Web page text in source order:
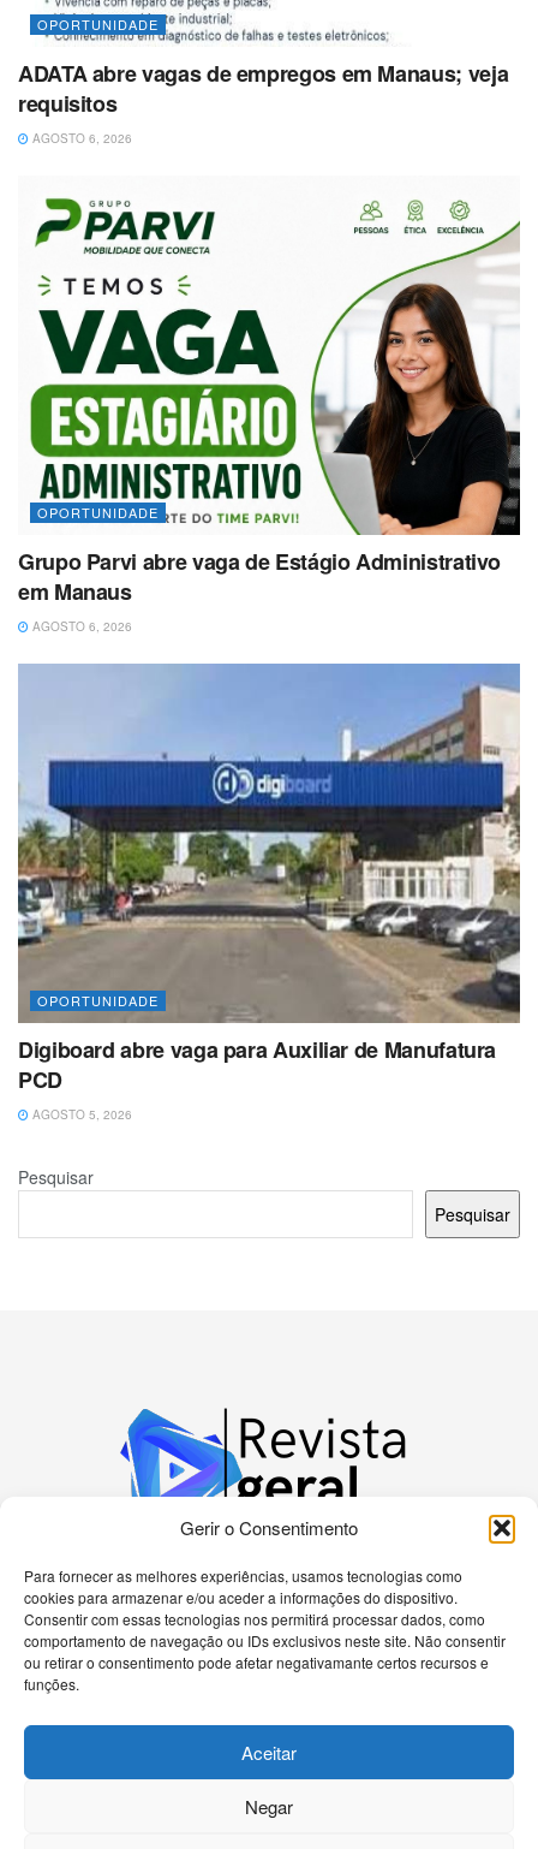
Gerir o Consentimento
Para fornecer as melhores experiências, usamos tecnologias como
cookies para armazenar e/ou aceder a informações do dispositivo.
Consentir com essas tecnologias nos permitirá processar dados, como
comportamento de navegação ou IDs exclusivos neste site. Não consentir
ou retirar o consentimento pode afetar negativamante certos recursos e
funções.
Aceitar
Negar
OPORTUNIDADE
ADATA abre vagas de empregos em Manaus; veja
requisitos
AGOSTO 6, 2026
OPORTUNIDADE
Grupo Parvi abre vaga de Estágio Administrativo
em Manaus
AGOSTO 6, 2026
OPORTUNIDADE
Digiboard abre vaga para Auxiliar de Manufatura
PCD
AGOSTO 5, 2026
Pesquisar
Pesquisar
Bem-vindo à nossa plataforma dedicada a
apaixonados por tecnologia! Aqui, você encontrará
as últimas novidades sobre celulares, computadores
e uma gama diversificada de dispositivos eletrônicos.
atualizadas, análises detalhadas e tutoriais passo a
passo para ajudá-lo a navegar no universo
tecnológico de forma eficiente.